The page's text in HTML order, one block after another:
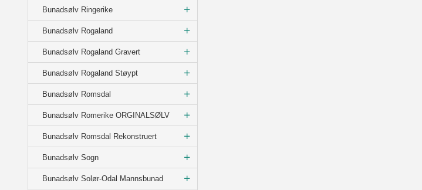
Bunadsølv Ringerike
Bunadsølv Rogaland
Bunadsølv Rogaland Gravert
Bunadsølv Rogaland Støypt
Bunadsølv Romsdal
Bunadsølv Romerike ORGINALSØLV
Bunadsølv Romsdal Rekonstruert
Bunadsølv Sogn
Bunadsølv Solør-Odal Mannsbunad